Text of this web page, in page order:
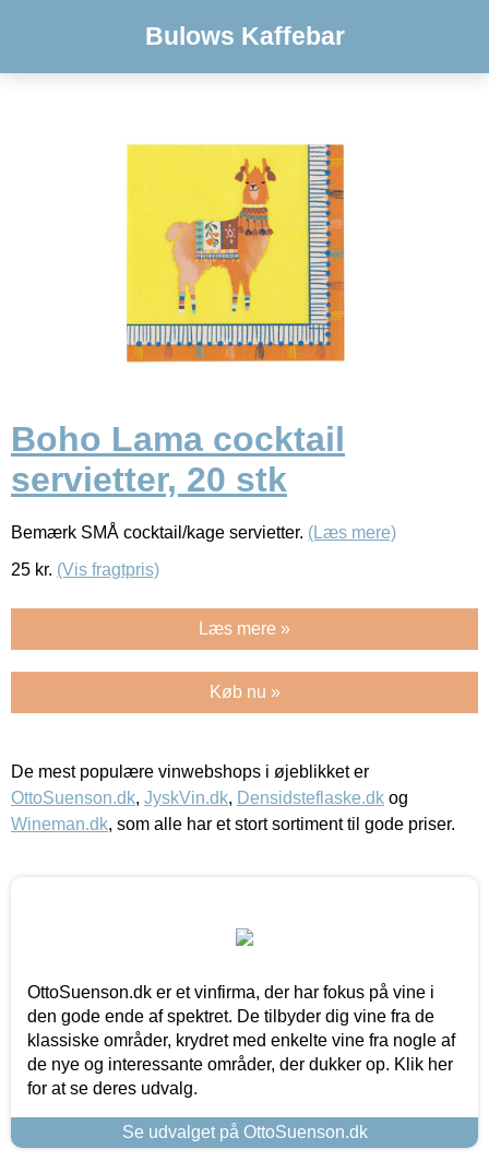
Bulows Kaffebar
Boho Lama cocktail
servietter, 20 stk
Bemærk SMÅ cocktail/kage servietter. (Læs mere)
25 kr. (Vis fragtpris)
Læs mere »
Køb nu »
De mest populære vinwebshops i øjeblikket er
OttoSuenson.dk, JyskVin.dk, Densidsteflaske.dk og
Wineman.dk, som alle har et stort sortiment til gode priser.
OttoSuenson.dk er et vinfirma, der har fokus på vine i
den gode ende af spektret. De tilbyder dig vine fra de
klassiske områder, krydret med enkelte vine fra nogle af
de nye og interessante områder, der dukker op. Klik her
for at se deres udvalg.
Se udvalget på OttoSuenson.dk